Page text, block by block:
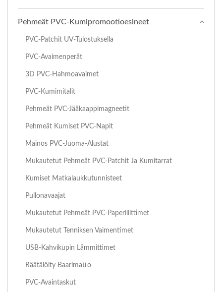
Pehmeät PVC-Kumipromootioesineet
PVC-Patchit UV-Tulostuksella
PVC-Avaimenperät
3D PVC-Hahmoavaimet
PVC-Kumimitalit
Pehmeät PVC-Jääkaappimagneetit
Pehmeät Kumiset PVC-Napit
Mainos PVC-Juoma-Alustat
Mukautetut Pehmeät PVC-Patchit Ja Kumitarrat
Kumiset Matkalaukkutunnisteet
Pullonavaajat
Mukautetut Pehmeät PVC-Paperiliittimet
Mukautetut Tenniksen Vaimentimet
USB-Kahvikupin Lämmittimet
Räätälöity Baarimatto
PVC-Avaintaskut